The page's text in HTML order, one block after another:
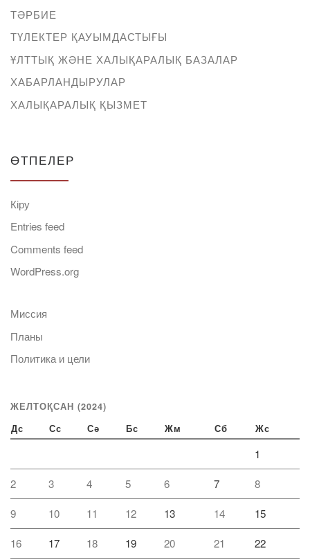
ТӘРБИЕ
ТҮЛЕКТЕР ҚАУЫМДАСТЫҒЫ
ҰЛТТЫҚ ЖӘНЕ ХАЛЫҚАРАЛЫҚ БАЗАЛАР
ХАБАРЛАНДЫРУЛАР
ХАЛЫҚАРАЛЫҚ ҚЫЗМЕТ
ӨТПЕЛЕР
Кіру
Entries feed
Comments feed
WordPress.org
Миссия
Планы
Политика и цели
ЖЕЛТОҚСАН (2024)
Дс Сс Сә Бс Жм Сб Жс
1
2 3 4 5 6 7 8
9 10 11 12 13 14 15
16 17 18 19 20 21 22